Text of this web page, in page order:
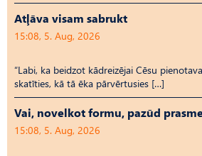
Atļāva visam sabrukt
15:08, 5. Aug, 2026
“Labi, ka beidzot kādreizējai Cēsu
skatīties, kā tā ēka pārvērtusies […]
Vai, novelkot formu, pazūd
15:08, 5. Aug, 2026